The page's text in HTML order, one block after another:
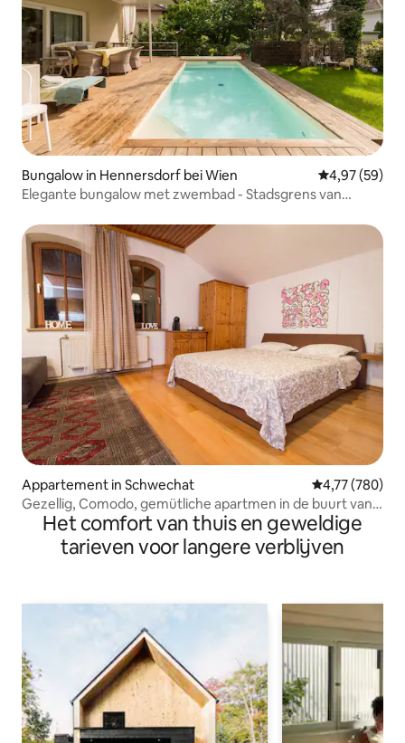
Bungalow in Hennersdorf bei Wien Gemiddelde
4,97 (59)
Elegante bungalow met zwembad - Stadsgrens van
Appartement in Schwechat Gemiddelde
4,77 (780)
Gezellig, Comodo, gemütliche apartmen in de buurt van
de luchthaven
Het comfort van thuis en geweldige
tarieven voor langere verblijven